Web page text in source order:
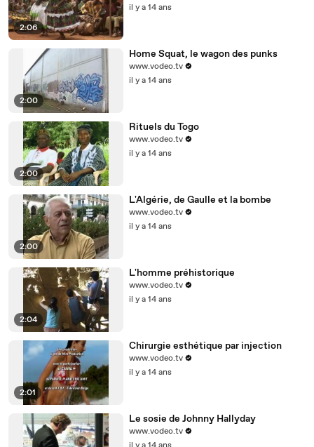
2:06
il y a 14 ans
2:00
Home Squat, le wagon des punks
www.vodeo.tv
il y a 14 ans
2:00
Rituels du Togo
www.vodeo.tv
il y a 14 ans
2:00
L'Algérie, de Gaulle et la bombe
www.vodeo.tv
il y a 14 ans
2:04
L'homme préhistorique
www.vodeo.tv
il y a 14 ans
2:01
Chirurgie esthétique par injection
www.vodeo.tv
il y a 14 ans
Le sosie de Johnny Hallyday
www.vodeo.tv